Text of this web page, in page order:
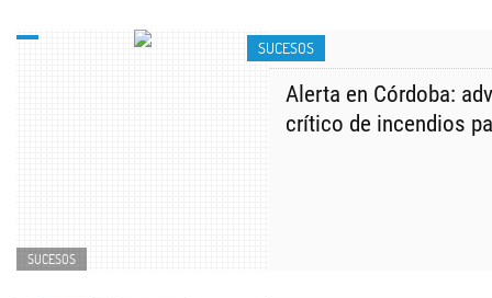
SUCESOS
SUCESOS
Alerta en Córdoba:
crítico de incendios